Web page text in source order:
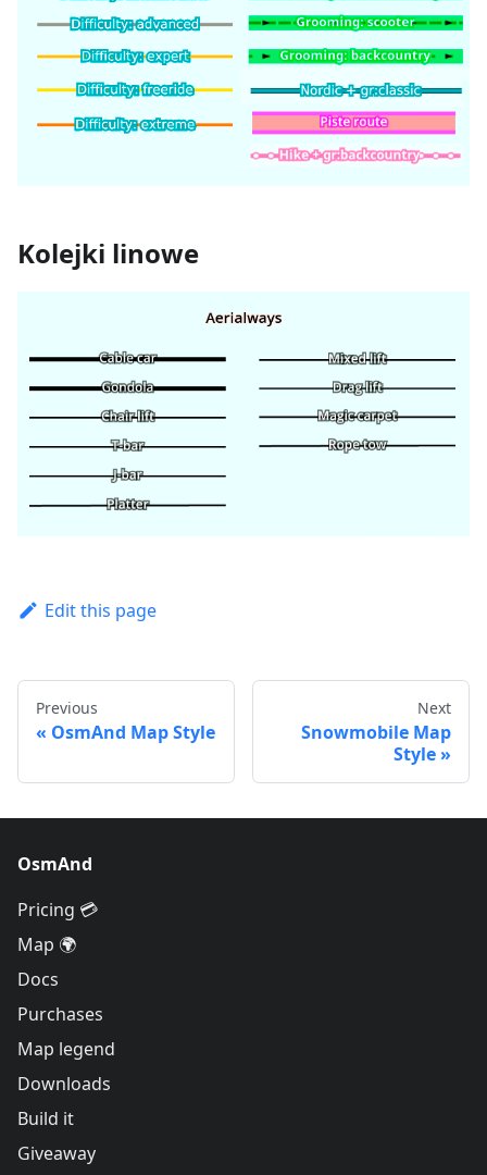
Kolejki linowe
Edit this page
Previous
OsmAnd Map Style
Next
Snowmobile Map
Style
OsmAnd
Pricing 💳
Map 🌍
Docs
Purchases
Map legend
Downloads
Build it
Giveaway